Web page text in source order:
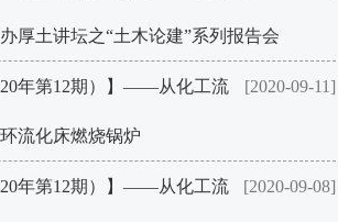
厚土讲坛之“土木论建”系列报告会
[2020-09-11]
年第12期）】——从化工流
流化床燃烧锅炉
[2020-09-08]
年第12期）】——从化工流